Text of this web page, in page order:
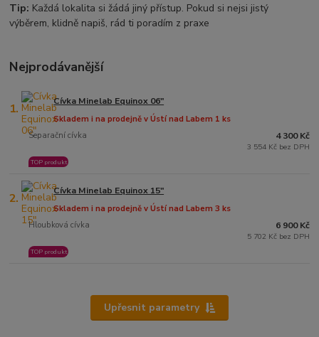
Tip: Každá lokalita si žádá jiný přístup. Pokud si nejsi jistý
výběrem, klidně napiš, rád ti poradím z praxe
Nejprodávanější
1. Cívka Minelab Equinox 06"
Separační cívka
Skladem i na prodejně v Ústí nad Labem 1 ks
TOP produkt
4 300 Kč
3 554 Kč bez DPH
2. Cívka Minelab Equinox 15"
Hloubková cívka
Skladem i na prodejně v Ústí nad Labem 3 ks
TOP produkt
6 900 Kč
5 702 Kč bez DPH
Upřesnit parametry